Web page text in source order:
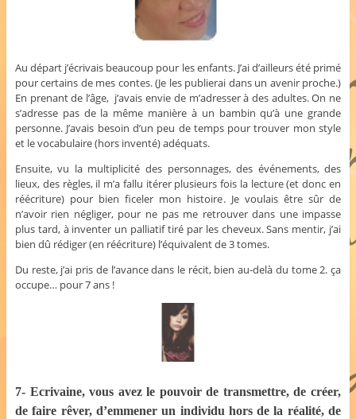
Au départ j’écrivais beaucoup pour les enfants. J’ai d’ailleurs été primé
pour certains de mes contes. (Je les publierai dans un avenir proche.)
En prenant de l’âge, j’avais envie de m’adresser à des adultes. On ne
s’adresse pas de la même manière à un bambin qu’à une grande
personne. J’avais besoin d’un peu de temps pour trouver mon style
et le vocabulaire (hors inventé) adéquats.
Ensuite, vu la multiplicité des personnages, des événements, des
lieux, des règles, il m’a fallu itérer plusieurs fois la lecture (et donc en
réécriture) pour bien ficeler mon histoire. Je voulais être sûr de
n’avoir rien négliger, pour ne pas me retrouver dans une impasse
plus tard, à inventer un palliatif tiré par les cheveux. Sans mentir, j’ai
bien dû rédiger (en réécriture) l’équivalent de 3 tomes.
Du reste, j’ai pris de l’avance dans le récit, bien au-delà du tome 2. ça
occupe… pour 7 ans !
7- Ecrivaine, vous avez le pouvoir de transmettre, de créer,
de faire rêver, d’emmener un individu hors de la réalité, de